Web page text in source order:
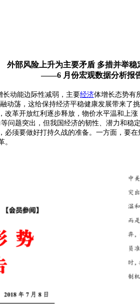
外部风险上升为主要矛盾 多措并举稳
——6 月份宏观数据分析报
长动能边际性减弱，主要经济体增长态势有
动荡，这给保持经济平稳健康发展带来了
革开放红利逐步释放，物价水平温和上涨
题突出，但我国经济的韧性、潜力和稳
须要做好打持久战的准备。一方面，要
。